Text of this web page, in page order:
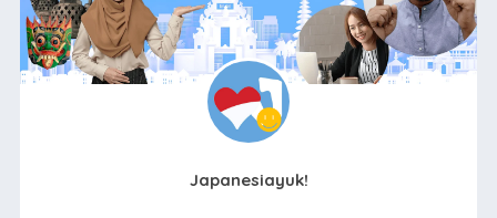
Japanesiayuk!